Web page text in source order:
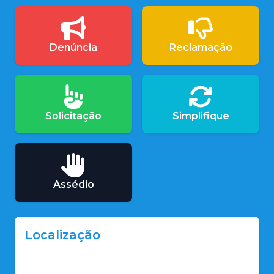
Denúncia Reclamação
Solicitação Simplifique
Assédio
Localização